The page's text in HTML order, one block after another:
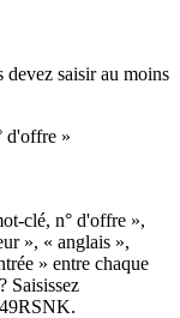
devez saisir au moins
d'offre »
clé, n° d'offre »,
», « anglais »,
» entre chaque
Saisissez